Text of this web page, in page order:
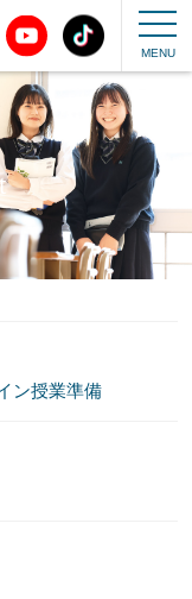
ン授業準備